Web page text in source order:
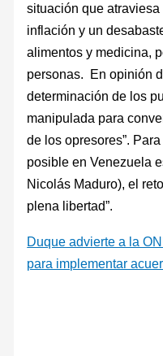
situación que
inflación y un
alimentos y medicina,
personas. En opinión
determinación de los
manipulada para
de los opresores”.
posible en Venezuela
Nicolás Maduro), el
plena libertad”.
Duque advierte a la
para implementar